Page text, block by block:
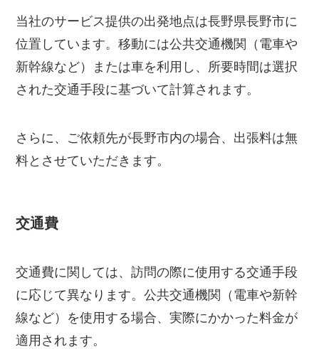
当社のサービス提供の出発地点は長野県長野市に
位置しています。移動には公共交通機関（電車や
新幹線など）または車を利用し、所要時間は選択
された交通手段に基づいて計算されます。
さらに、ご依頼先が長野市内の場合、出張料は無
料とさせていただきます。
交通費
交通費に関しては、訪問の際に使用する交通手段
に応じて異なります。公共交通機関（電車や新幹
線など）を使用する場合、実際にかかった料金が
適用されます。